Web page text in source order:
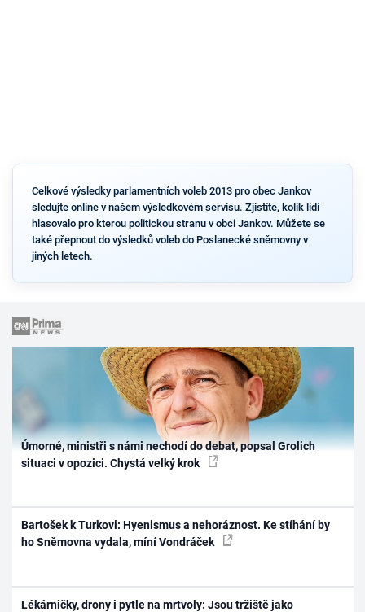
Celkové výsledky parlamentních voleb 2013 pro obec Jankov
sledujte online v našem výsledkovém servisu. Zjistíte, kolik lidí
hlasovalo pro kterou politickou stranu v obci Jankov. Můžete se
také přepnout do výsledků voleb do Poslanecké sněmovny v
jiných letech.
Úmorné, ministři s námi nechodí do debat, popsal Grolich
situaci v opozici. Chystá velký krok
Bartošek k Turkovi: Hyenismus a nehoráznost. Ke stíhání by
ho Sněmovna vydala, míní Vondráček
Lékárničky, drony i pytle na mrtvoly: Jsou tržiště jako